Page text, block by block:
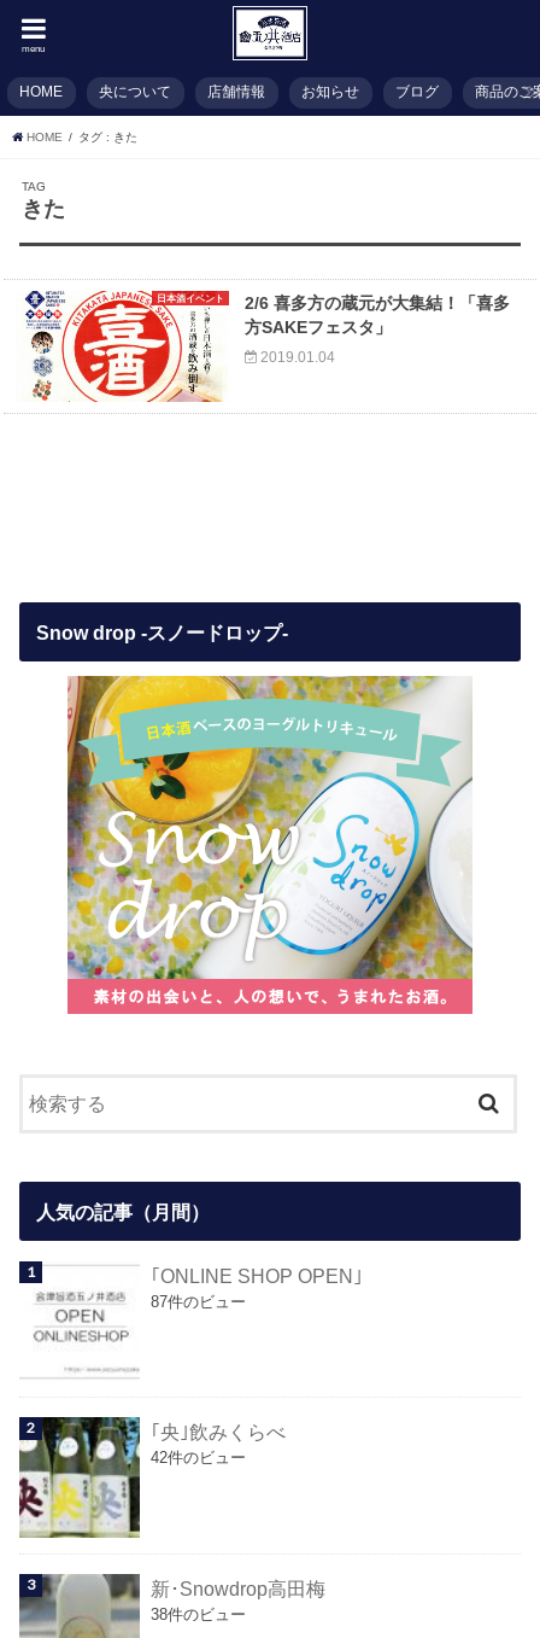
menu
HOME 央について 店舗情報 お知らせ ブログ 商品のご
HOME タグ : きた
TAG
きた
日本酒イベント
2/6 喜多方の蔵元が大集結！「喜多
方SAKEフェスタ」
2019.01.04
Snow drop -スノードロップ-
人気の記事（月間）
｢ONLINE SHOP OPEN｣
87件のビュー
｢央｣飲みくらべ
42件のビュー
新･Snowdrop高田梅
38件のビュー